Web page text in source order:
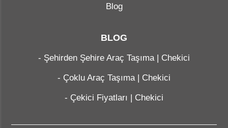
Blog
BLOG
- Şehirden Şehire Araç Taşıma | Chekici
- Çoklu Araç Taşıma | Chekici
- Çekici Fiyatları | Chekici